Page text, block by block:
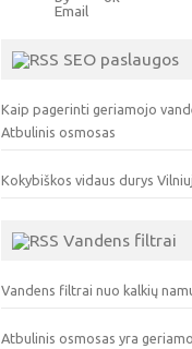
SEO paslaugos
Kaip pagerinti geriamojo
Atbulinis osmosas
Kokybiškos vidaus durys
Vandens filtrai
Vandens filtrai nuo kalkių
Atbulinis osmosas yra